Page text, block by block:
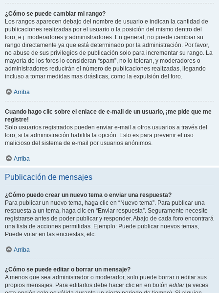
¿Cómo se puede cambiar mi rango?
Los rangos aparecen debajo del nombre de usuario e indican la cantidad de
publicaciones realizadas por el usuario o la posición del mismo dentro del
foro, e.j. moderadores y administradores. En general, no puede cambiar su
rango directamente ya que está determinado por la administración. Por favor,
no abuse de sus privilegios de publicación solo para incrementar su rango. La
mayoría de los foros lo consideran “spam”, no lo toleran, y moderadores o
administradores reducirán el número de publicaciones realizadas, llegando
incluso a tomar medidas mas drásticas, como la expulsión del foro.
Arriba
Cuando hago clic sobre el enlace de e-mail de un usuario, ¡me pide que me
registre!
Solo usuarios registrados pueden enviar e-mail a otros usuarios a través del
foro, si la administración habilita la opción. Esto es para prevenir el uso
malicioso del sistema de e-mail por usuarios anónimos.
Arriba
Publicación de mensajes
¿Cómo puedo crear un nuevo tema o enviar una respuesta?
Para publicar un nuevo tema, haga clic en “Nuevo tema”. Para publicar una
respuesta a un tema, haga clic en “Enviar respuesta”. Seguramente necesite
registrarse antes de poder publicar y responder. Abajo de cada foro encontrará
una lista de acciones permitidas. Ejemplo: Puede publicar nuevos temas,
Puede votar en las encuestas, etc.
Arriba
¿Cómo se puede editar o borrar un mensaje?
A menos que sea administrador o moderador, solo puede borrar o editar sus
propios mensajes. Para editarlos debe hacer clic en en botón editar(a veces